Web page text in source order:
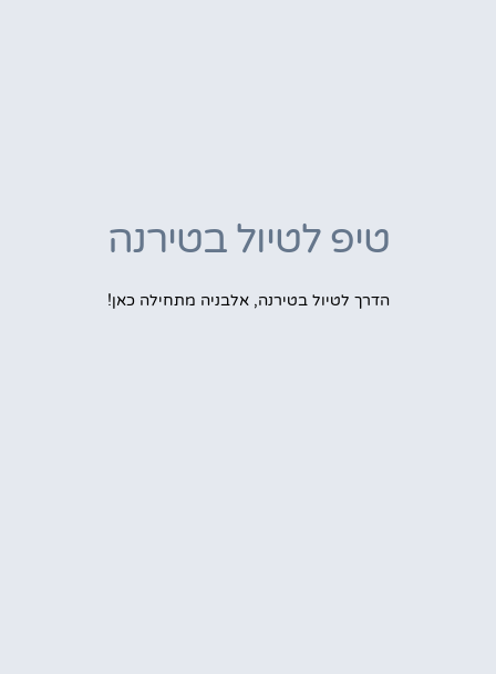
טיפ לטיול בטירנה
הדרך לטיול בטירנה, אלבניה מתחילה כאן!